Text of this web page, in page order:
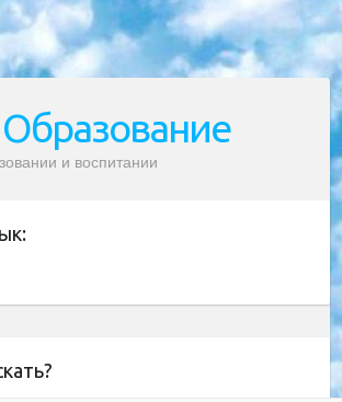
Образование
и воспитании